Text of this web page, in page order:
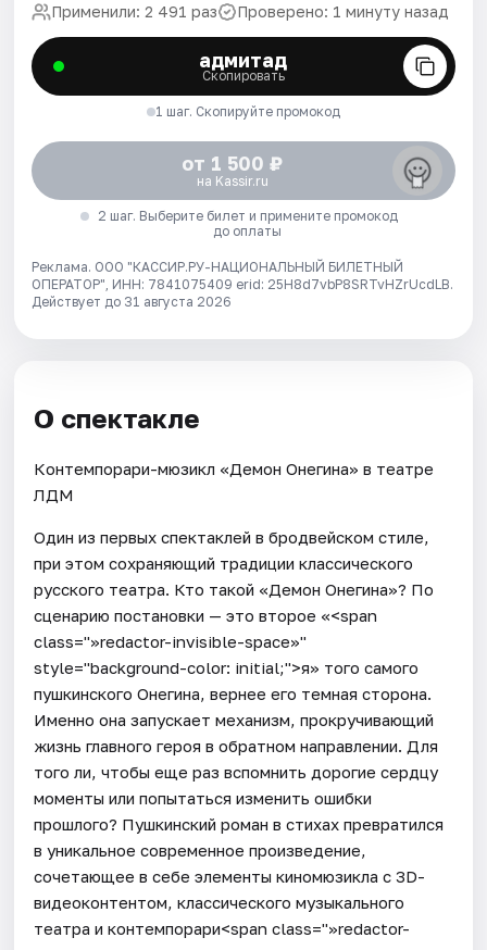
Применили: 2 491 раз Проверено: 1 минуту назад
адмитад
Скопировать
1 шаг. Скопируйте промокод
от 1 500 ₽
на Kassir.ru
2 шаг. Выберите билет и примените промокод
до оплаты
Реклама. ООО "КАССИР.РУ-НАЦИОНАЛЬНЫЙ БИЛЕТНЫЙ
ОПЕРАТОР", ИНН: 7841075409 erid: 25H8d7vbP8SRTvHZrUcdLB.
Действует до 31 августа 2026
О спектакле
Контемпорари-мюзикл «Демон Онегина» в театре
ЛДМ
Один из первых спектаклей в бродвейском стиле,
при этом сохраняющий традиции классического
русского театра. Кто такой «Демон Онегина»? По
сценарию постановки — это второе «<span
class="»redactor-invisible-space»"
style="background-color: initial;">я» того самого
пушкинского Онегина, вернее его темная сторона.
Именно она запускает механизм, прокручивающий
жизнь главного героя в обратном направлении. Для
того ли, чтобы еще раз вспомнить дорогие сердцу
моменты или попытаться изменить ошибки
прошлого? Пушкинский роман в стихах превратился
в уникальное современное произведение,
сочетающее в себе элементы киномюзикла с 3D-
видеоконтентом, классического музыкального
театра и контемпорари<span class="»redactor-